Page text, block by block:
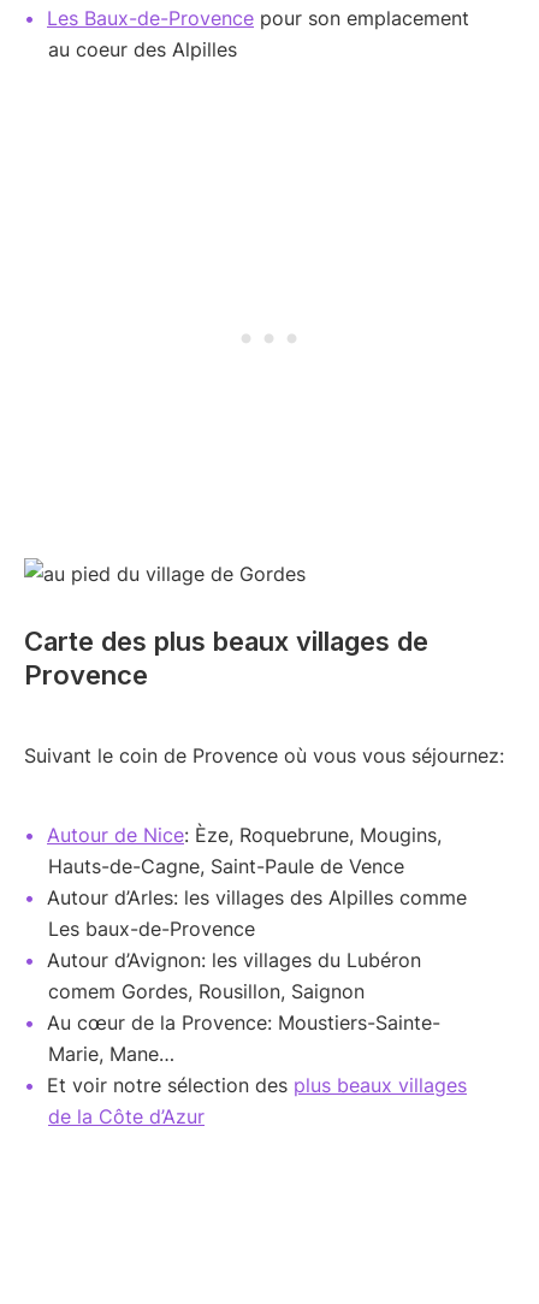
Les Baux-de-Provence pour son emplacement
au coeur des Alpilles
Carte des plus beaux villages de
Provence
Suivant le coin de Provence où vous vous séjournez:
Autour de Nice: Èze, Roquebrune, Mougins,
Hauts-de-Cagne, Saint-Paule de Vence
Autour d’Arles: les villages des Alpilles comme
Les baux-de-Provence
Autour d’Avignon: les villages du Lubéron
comem Gordes, Rousillon, Saignon
Au cœur de la Provence: Moustiers-Sainte-
Marie, Mane…
Et voir notre sélection des plus beaux villages
de la Côte d’Azur